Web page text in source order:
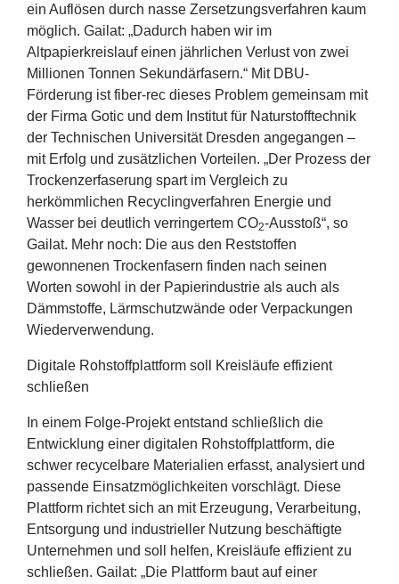
ein Auflösen durch nasse Zersetzungsverfahren kaum
möglich. Gailat: „Dadurch haben wir im
Altpapierkreislauf einen jährlichen Verlust von zwei
Millionen Tonnen Sekundärfasern.“ Mit DBU-
Förderung ist fiber-rec dieses Problem gemeinsam mit
der Firma Gotic und dem Institut für Naturstofftechnik
der Technischen Universität Dresden angegangen –
mit Erfolg und zusätzlichen Vorteilen. „Der Prozess der
Trockenzerfaserung spart im Vergleich zu
herkömmlichen Recyclingverfahren Energie und
Wasser bei deutlich verringertem CO2-Ausstoß“, so
Gailat. Mehr noch: Die aus den Reststoffen
gewonnenen Trockenfasern finden nach seinen
Worten sowohl in der Papierindustrie als auch als
Dämmstoffe, Lärmschutzwände oder Verpackungen
Wiederverwendung.
Digitale Rohstoffplattform soll Kreisläufe effizient
schließen
In einem Folge-Projekt entstand schließlich die
Entwicklung einer digitalen Rohstoffplattform, die
schwer recycelbare Materialien erfasst, analysiert und
passende Einsatzmöglichkeiten vorschlägt. Diese
Plattform richtet sich an mit Erzeugung, Verarbeitung,
Entsorgung und industrieller Nutzung beschäftigte
Unternehmen und soll helfen, Kreisläufe effizient zu
schließen. Gailat: „Die Plattform baut auf einer